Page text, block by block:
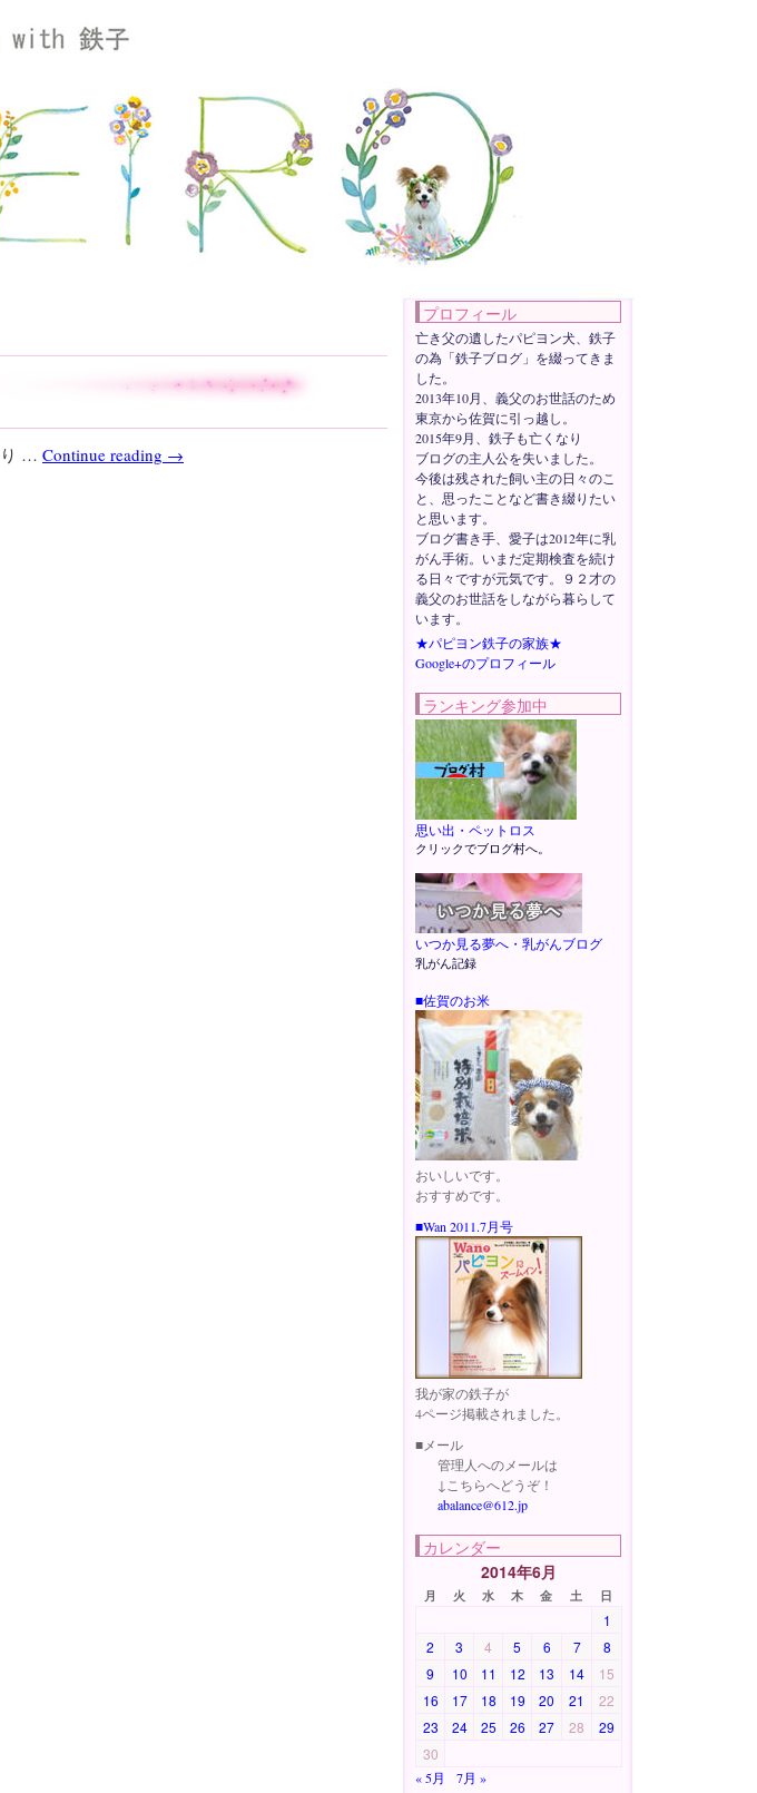
り … Continue reading →
プロフィール
亡き父の遺したパピヨン犬、鉄子
の為「鉄子ブログ」を綴ってきま
した。
2013年10月、義父のお世話のため
東京から佐賀に引っ越し。
2015年9月、鉄子も亡くなり
ブログの主人公を失いました。
今後は残された飼い主の日々のこ
と、思ったことなど書き綴りたい
と思います。
ブログ書き手、愛子は2012年に乳
がん手術。いまだ定期検査を続け
る日々ですが元気です。９２才の
義父のお世話をしながら暮らして
います。
★パピヨン鉄子の家族★
Google+のプロフィール
ランキング参加中
思い出・ペットロス
クリックでブログ村へ。
いつか見る夢へ・乳がんブログ
乳がん記録
■佐賀のお米
おいしいです。
おすすめです。
■Wan 2011.7月号
我が家の鉄子が
4ページ掲載されました。
■メール
管理人へのメールは
↓こちらへどうぞ！
abalance@612.jp
カレンダー
2014年6月
月 火 水 木 金 土 日
1
2
3 4 5 6 7
8
9
10 11 12 13 14
15
16
17 18 19 20 21
22
23
24 25 26 27 28
29
30
« 5月 7月 »